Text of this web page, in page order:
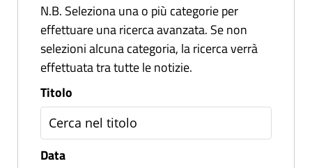
N.B. Seleziona una o più categorie per
effettuare una ricerca avanzata. Se non
selezioni alcuna categoria, la ricerca verrà
effettuata tra tutte le notizie.
Titolo
Data